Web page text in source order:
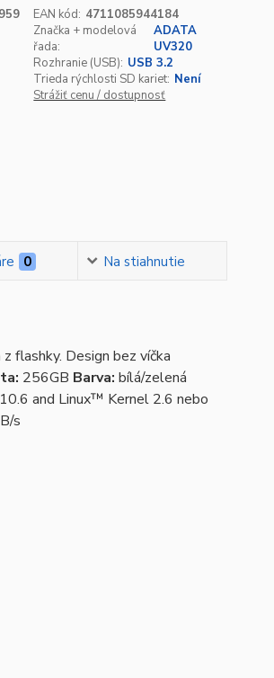
EAN kód: 4711085944184
Značka + modelová
řada:
ADATA
UV320
Rozhranie (USB): USB 3.2
Trieda rýchlosti SD kariet: Není
Strážiť cenu / dostupnosť
0 Na stiahnutie
flashky. Design bez víčka
256GB Barva: bílá/zelená
and Linux™ Kernel 2.6 nebo
s